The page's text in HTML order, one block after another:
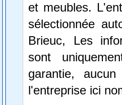
et meubles.
sélectionnée
Brieuc, Les
sont
garantie,
l'entreprise ici